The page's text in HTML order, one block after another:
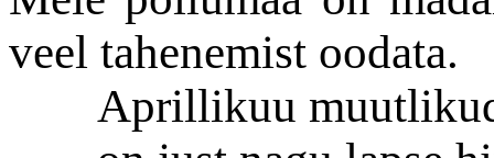
veel tahenemist oodata.
Aprillikuu